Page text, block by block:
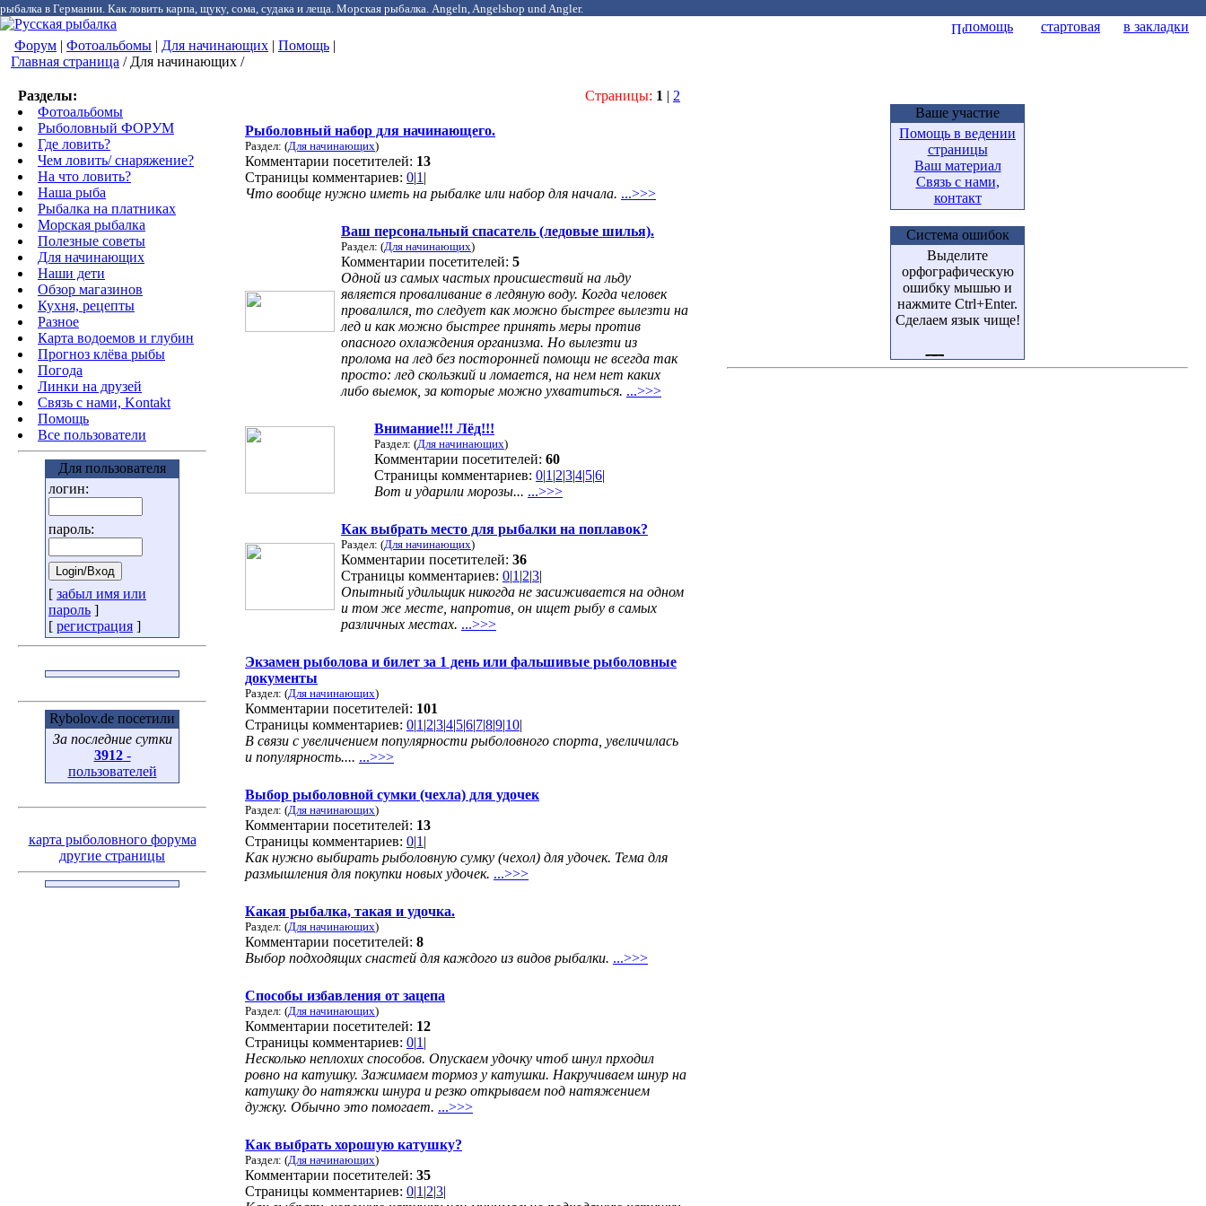
рыбалка в Германии. Как ловить карпа, щуку, сома, судака и леща. Морская рыбалка. Angeln, Angelshop und Angler.
помощь стартовая
в закладки
Форум | Фотоальбомы | Для начинающих | Помощь |
Главная страница / Для начинающих /
Разделы:
Фотоальбомы
Рыболовный ФОРУМ
Где ловить?
Чем ловить/ снаряжение?
На что ловить?
Наша рыба
Рыбалка на платниках
Морская рыбалка
Полезные советы
Для начинающих
Наши дети
Обзор магазинов
Кухня, рецепты
Разное
Карта водоемов и глубин
Прогноз клёва рыбы
Погода
Линки на друзей
Связь с нами, Kontakt
Помощь
Все пользователи
Для пользователя
логин:
пароль:
[ забыл имя или
пароль ]
[ регистрация ]
Rybolov.de посетили
За последние сутки
3912-
пользователей
карта рыболовного форума
другие страницы
Страницы: 1 | 2
Рыболовный набор для начинающего.
Раздел: (Для начинающих)
Комментарии посетителей: 13
Страницы комментариев: 0|1 |
Что вообще нужно иметь на рыбалке или набор для начала. ...>>>
Ваш персональный спасатель (ледовые шилья).
Раздел: (Для начинающих)
Комментарии посетителей: 5
Одной из самых частых происшествий на льду
является проваливание в ледяную воду. Когда человек
провалился, то следует как можно быстрее вылезти на
лед и как можно быстрее принять меры против
опасного охлаждения организма. Но вылезти из
пролома на лед без посторонней помощи не всегда так
просто: лед скользкий и ломается, на нем нет каких
либо выемок, за которые можно ухватиться. ...>>>
Внимание!!! Лёд!!!
Раздел: (Для начинающих)
Комментарии посетителей: 60
Страницы комментариев: 0|1 |2|3|4|5|6|
Вот и ударили морозы... ...>>>
Как выбрать место для рыбалки на поплавок?
Раздел: (Для начинающих)
Комментарии посетителей: 36
Страницы комментариев: 0|1 |2|3|
Опытный удильщик никогда не засиживается на одном
и том же месте, напротив, он ищет рыбу в самых
различных местах. ...>>>
Экзамен рыболова и билет за 1 день или фальшивые рыболовные
документы
Раздел: (Для начинающих)
Комментарии посетителей: 101
Страницы комментариев: 0|1 |2|3|4|5|6|7|8|9|10|
В связи с увеличением популярности рыболовного спорта, увеличилась
и популярность.... ...>>>
Выбор рыболовной сумки (чехла) для удочек
Раздел: (Для начинающих)
Комментарии посетителей: 13
Страницы комментариев: 0|1 |
Как нужно выбирать рыболовную сумку (чехол) для удочек. Тема для
размышления для покупки новых удочек. ...>>>
Какая рыбалка, такая и удочка.
Раздел: (Для начинающих)
Комментарии посетителей: 8
Выбор подходящих снастей для каждого из видов рыбалки. ...>>>
Способы избавления от зацепа
Раздел: (Для начинающих)
Комментарии посетителей: 12
Страницы комментариев: 0|1 |
Несколько неплохих способов. Опускаем удочку чтоб шнул прходил
ровно на катушку. Зажимаем тормоз у катушки. Накручиваем шнур на
катушку до натяжки шнура и резко открываем под натяжением
дужку. Обычно это помогает. ...>>>
Как выбрать хорошую катушку?
Раздел: (Для начинающих)
Комментарии посетителей: 35
Страницы комментариев: 0|1 |2|3|
Ваше участие
Помощь в ведении
страницы
Ваш материал
Связь с нами,
контакт
Система ошибок
Выделите
орфографическую
ошибку мышью и
нажмите Ctrl+Enter.
Сделаем язык чище!